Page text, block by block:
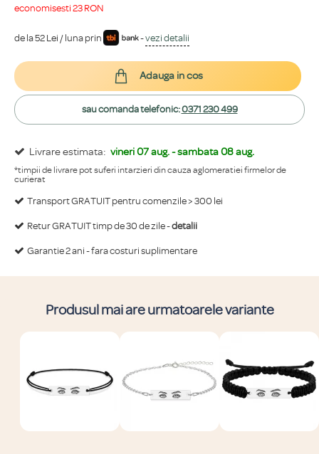
Livrare estimata: vineri 07 aug. - sambata 08 aug.
*timpii de livrare pot suferi intarzieri din cauza aglomeratiei firmelor de
curierat
Transport GRATUIT pentru comenzile > 300 lei
Retur GRATUIT timp de 30 de zile -detalii
Garantie 2 ani - fara costuri suplimentare
economisești 23 RON
de la 52 Lei / luna prin -vezi detalii
Adauga in cos
sau comanda telefonic:0371 230 499
Produsul mai are urmatoarele variante